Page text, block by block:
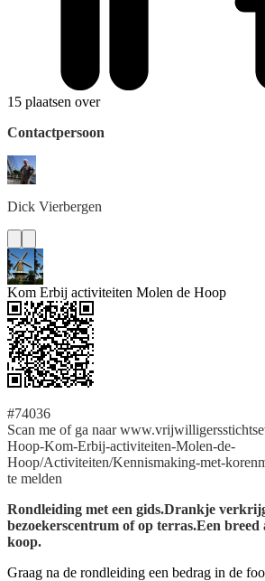
15 plaatsen over
Contactpersoon
Dick Vierbergen
Kom Erbij activiteiten Molen de Hoop
#74036
Scan me of ga naar
Hoop-Kom-Erbij-activiteiten-Molen-de-
Hoop/Activiteiten/Kennismaking-met-
te melden
Rondleiding met een gids.Drankje
bezoekerscentrum of op terras.Een breed
koop.
Graag na de rondleiding een bedrag in de